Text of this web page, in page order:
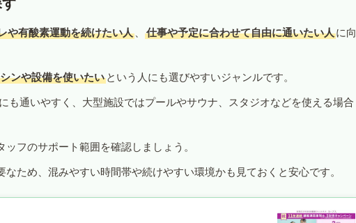
や有酸素運動を続けたい人 、 仕事や予定に合わせて自由に通いたい人に向
ンや設備を使いたい という人にも選びやすいジャンルです。
も通いやすく、大型施設ではプールやサウナ、スタジオなどを使える場合
フのサポート範囲を確認しましょう。
ため、混みやすい時間帯や続けやすい環境かも見ておくと安心です。